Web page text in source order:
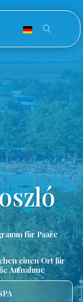
für Paare
einen Ort für
Aufnahme